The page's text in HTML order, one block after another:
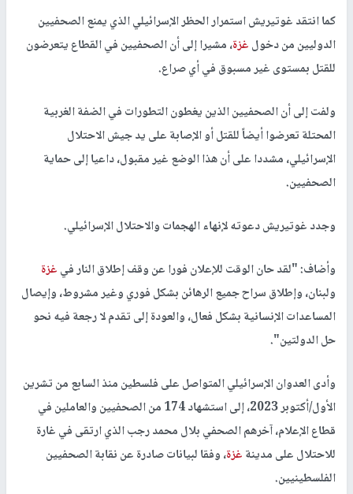
كما انتقد غوتيريش استمرار الحظر الإسرائيلي الذي يمنع الصحفيين
الدوليين من دخولغزة، مشيرا إلى أن الصحفيين في القطاع يتعرضون
للقتل بمستوى غير مسبوق في أي صراع.
ولفت إلى أن الصحفيين الذين يغطون التطورات في الضفة الغربية
المحتلة تعرضوا أيضاً للقتل أو الإصابة على يد جيش الاحتلال
الإسرائيلي، مشددا على أن هذا الوضع غير مقبول، داعيا إلى حماية
الصحفيين.
وجدد غوتيريش دعوته لإنهاء الهجمات والاحتلال الإسرائيلي.
وأضاف: "لقد حان الوقت للإعلان فورا عن وقف إطلاق النار فيغزة
ولبنان، وإطلاق سراح جميع الرهائن بشكل فوري وغير مشروط، وإيصال
المساعدات الإنسانية بشكل فعال، والعودة إلى تقدم لا رجعة فيه نحو
حل الدولتين".
وأدى العدوان الإسرائيلي المتواصل على فلسطين منذ السابع من تشرين
الأول/أكتوبر 2023، إلى استشهاد 174 من الصحفيين والعاملين في
قطاع الإعلام، آخرهم الصحفي بلال محمد رجب الذي ارتقى في غارة
للاحتلال على مدينةغزة، وفقا لبيانات صادرة عن نقابة الصحفيين
الفلسطينيين.